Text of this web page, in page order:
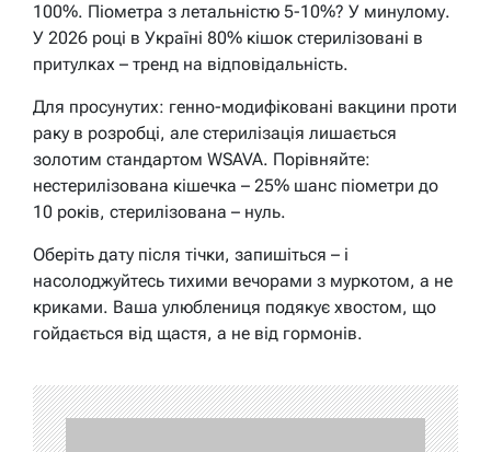
100%. Піометра з летальністю 5-10%? У минулому.
У 2026 році в Україні 80% кішок стерилізовані в
притулках – тренд на відповідальність.
Для просунутих: генно-модифіковані вакцини проти
раку в розробці, але стерилізація лишається
золотим стандартом WSAVA. Порівняйте:
нестерилізована кішечка – 25% шанс піометри до
10 років, стерилізована – нуль.
Оберіть дату після тічки, запишіться – і
насолоджуйтесь тихими вечорами з муркотом, а не
криками. Ваша улюблениця подякує хвостом, що
гойдається від щастя, а не від гормонів.